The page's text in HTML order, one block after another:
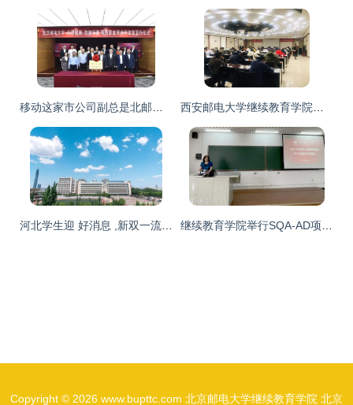
Copyright © 2026 www.bupttc.com 北京邮电大学继续教育学院 北京